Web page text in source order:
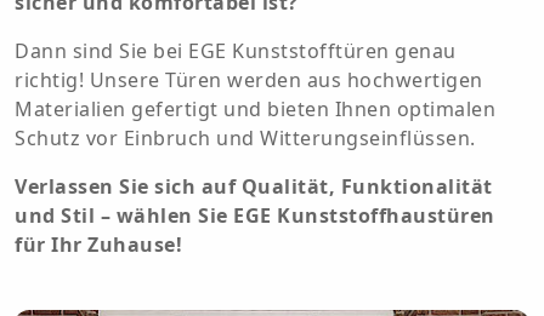
Dann sind Sie bei EGE Kunststofftüren genau
richtig! Unsere Türen werden aus hochwertigen
Materialien gefertigt und bieten Ihnen optimalen
Schutz vor Einbruch und Witterungseinflüssen.
Verlassen Sie sich auf Qualität, Funktionalität
und Stil – wählen Sie EGE Kunststoffhaustüren
für Ihr Zuhause!